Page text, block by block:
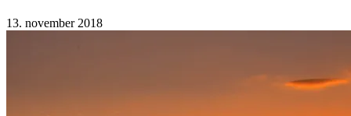
13. november 2018